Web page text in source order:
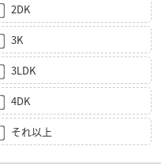
2DK
3K
3LDK
4DK
それ以上